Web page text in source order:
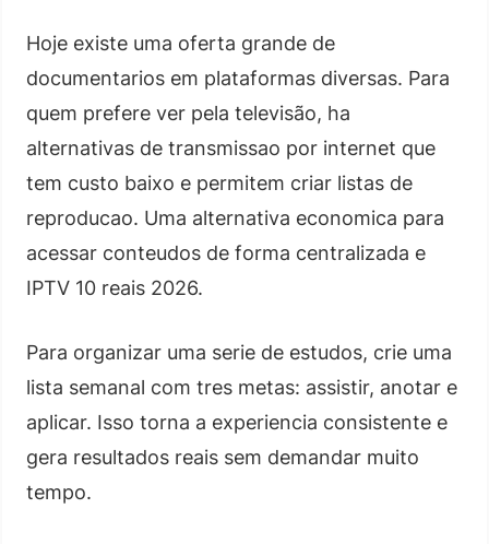
Hoje existe uma oferta grande de
documentarios em plataformas diversas. Para
quem prefere ver pela televisão, ha
alternativas de transmissao por internet que
tem custo baixo e permitem criar listas de
reproducao. Uma alternativa economica para
acessar conteudos de forma centralizada e
IPTV 10 reais 2026.
Para organizar uma serie de estudos, crie uma
lista semanal com tres metas: assistir, anotar e
aplicar. Isso torna a experiencia consistente e
gera resultados reais sem demandar muito
tempo.